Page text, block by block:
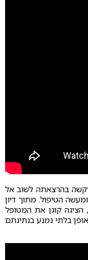
בהרצאתה לשוב אל
הטיפול. מתוך דיון
קוגן את המטופל
בלתי נמנע בנתינתם